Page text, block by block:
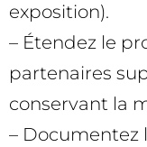
exposition).
– Étendez le
partenaires
conservant la
– Documentez